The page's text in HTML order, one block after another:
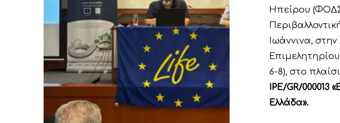
Ηπείρου
Ιωάννινα,
6-8), στο
IPE/GR/000013
Ελλάδα».